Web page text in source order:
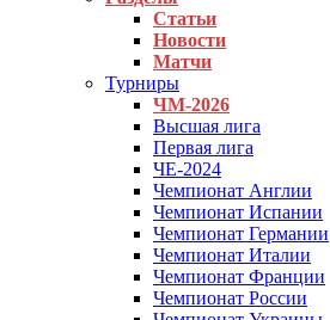
Статьи
Новости
Матчи
Турниры
ЧМ-2026
Высшая лига
Первая лига
ЧЕ-2024
Чемпионат Англии
Чемпионат Испании
Чемпионат Германии
Чемпионат Италии
Чемпионат Франции
Чемпионат России